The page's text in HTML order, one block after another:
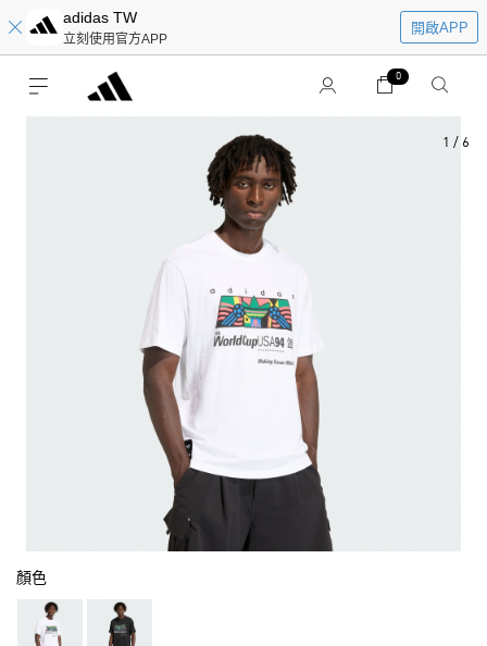
adidas TW
立刻使用官方APP
開啟APP
0
1 / 6
顏色